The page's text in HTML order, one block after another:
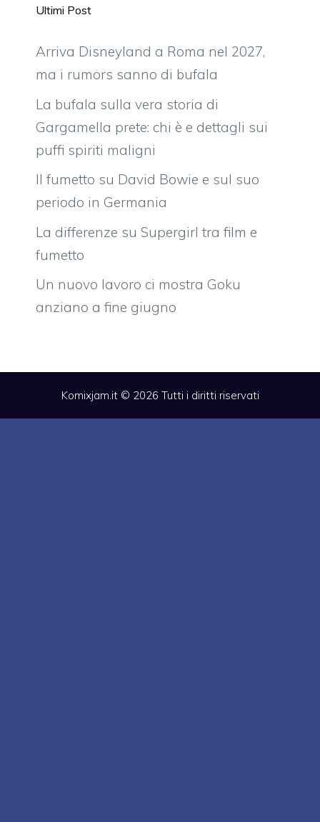
Ultimi Post
Arriva Disneyland a Roma nel 2027,
ma i rumors sanno di bufala
La bufala sulla vera storia di
Gargamella prete: chi è e dettagli sui
puffi spiriti maligni
Il fumetto su David Bowie e sul suo
periodo in Germania
La differenze su Supergirl tra film e
fumetto
Un nuovo lavoro ci mostra Goku
anziano a fine giugno
Komixjam.it © 2026 Tutti i diritti riservati